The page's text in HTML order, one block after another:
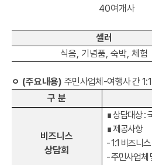
40여개사
셀러
식음, 기념품, 숙박, 체험
ㅇ (주요내용) 주민사업체 -여행사 간1:1
구 분
비즈니스
상담회
∎상담대상:
∎제공사항
- 1:1 비즈니
-주민사업체